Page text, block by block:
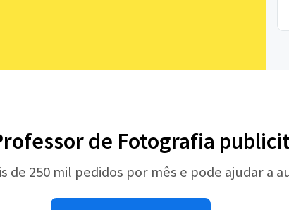
de Fotografia
de 250 mil pedidos por mês e pode ajudar a